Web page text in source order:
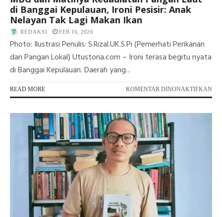
di Banggai Kepulauan, Ironi Pesisir: Anak
Nelayan Tak Lagi Makan Ikan
REDAKSI FEB 16, 2026
Photo: Ilustrasi Penulis: S.Rizal.UK.S.Pi (Pemerhati Perikanan
dan Pangan Lokal) Utustoria.com – Ironi terasa begitu nyata
di Banggai Kepulauan. Daerah yang...
READ MORE KOMENTAR DINONAKTIFKAN